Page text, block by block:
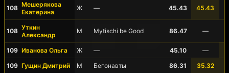
108 Мешерякова
Екатерина
Ж — 45.43 45.43
108 Уткин
Александр
М Mytischi be Good 86.47 —
109 Иванова Ольга Ж — 45.10 —
109 Гущин Дмитрий М Бегонавты 86.31 35.32